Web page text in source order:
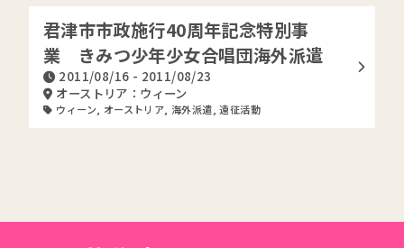
君津市市政施行40周年記念特別事
業 きみつ少年少女合唱団海外派遣
2011/08/16 - 2011/08/23
オーストリア：ウィーン
ウィーン オーストリア 海外派遣 ,遠征活動